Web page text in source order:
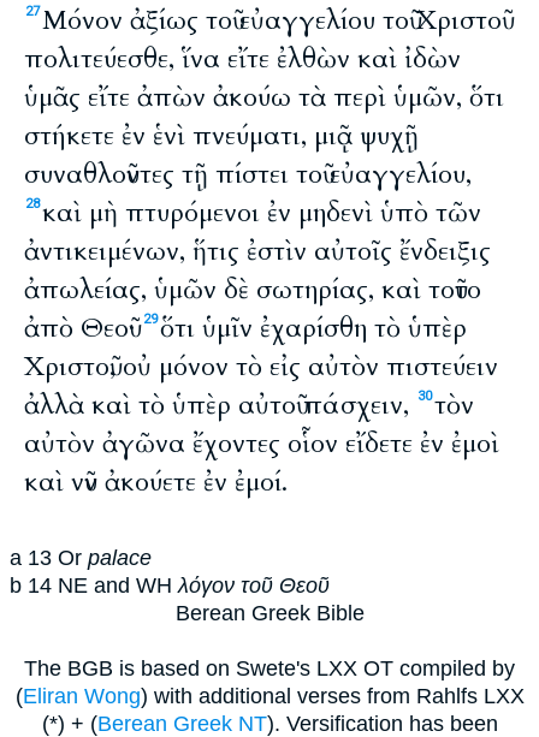
27Μόνον ἀξίως τοῦ εὐαγγελίου τοῦ Χριστοῦ
πολιτεύεσθε, ἵνα εἴτε ἐλθὼν καὶ ἰδὼν
ὑμᾶς εἴτε ἀπὼν ἀκούω τὰ περὶ ὑμῶν, ὅτι
στήκετε ἐν ἑνὶ πνεύματι, μιᾷ ψυχῇ
συναθλοῦντες τῇ πίστει τοῦ εὐαγγελίου,
28καὶ μὴ πτυρόμενοι ἐν μηδενὶ ὑπὸ τῶν
ἀντικειμένων, ἥτις ἐστὶν αὐτοῖς ἔνδειξις
ἀπωλείας, ὑμῶν δὲ σωτηρίας, καὶ τοῦτο
ἀπὸ Θεοῦ·29ὅτι ὑμῖν ἐχαρίσθη τὸ ὑπὲρ
Χριστοῦ, οὐ μόνον τὸ εἰς αὐτὸν πιστεύειν
ἀλλὰ καὶ τὸ ὑπὲρ αὐτοῦ πάσχειν,
30τὸν
αὐτὸν ἀγῶνα ἔχοντες οἷον εἴδετε ἐν ἐμοὶ
καὶ νῦν ἀκούετε ἐν ἐμοί.
a 13 Or palace
b 14 NE and WH λόγον τοῦ Θεοῦ
Berean Greek Bible
The BGB is based on Swete's LXX OT compiled by
(Eliran Wong) with additional verses from Rahlfs LXX
(*) + (Berean Greek NT). Versification has been